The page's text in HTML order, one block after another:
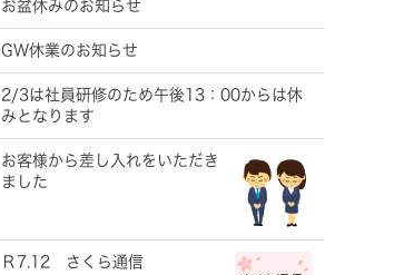
お盆休みのお知らせ
GW休業のお知らせ
2/3は社員研修のため午後13：00からは休
みとなります
お客様から差し入れをいただき
ました
Ｒ7.12 さくら通信